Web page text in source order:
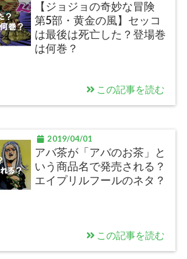
【ジョジョの奇妙な冒険
第5部・黄金の風】セッコ
は最後は死亡した？登場巻
は何巻？
この記事を読む
2019/04/01
アバ茶が「アバのお茶」と
いう商品名で発売される？
エイプリルフールのネタ？
この記事を読む